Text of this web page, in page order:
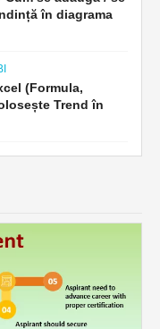
în diagrama
(Formula,
Trend în